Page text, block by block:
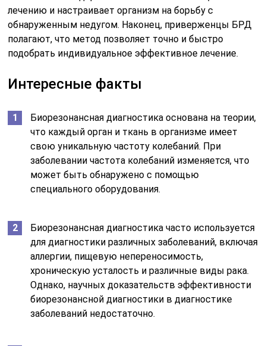
лечению и настраивает организм на борьбу с
обнаруженным недугом. Наконец, приверженцы БРД
полагают, что метод позволяет точно и быстро
подобрать индивидуальное эффективное лечение.
Интересные факты
Биорезонансная диагностика основана на теории,
что каждый орган и ткань в организме имеет
свою уникальную частоту колебаний. При
заболевании частота колебаний изменяется, что
может быть обнаружено с помощью
специального оборудования.
Биорезонансная диагностика часто используется
для диагностики различных заболеваний, включая
аллергии, пищевую непереносимость,
хроническую усталость и различные виды рака.
Однако, научных доказательств эффективности
биорезонансной диагностики в диагностике
заболеваний недостаточно.